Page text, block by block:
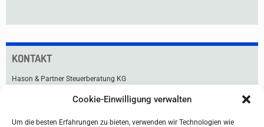
Cookie-Einwilligung verwalten
Um die besten Erfahrungen zu bieten, verwenden wir Technologien wie
KONTAKT
Hason & Partner Steuerberatung KG